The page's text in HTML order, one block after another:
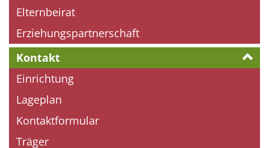
Elternbeirat
Erziehungspartnerschaft
Kontakt
Einrichtung
Lageplan
Kontaktformular
Träger